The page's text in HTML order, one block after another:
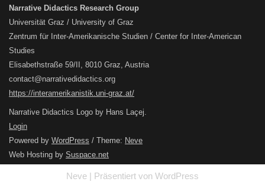
Narrative Didactics Research Group
Universität Graz / University of Graz
Zentrum für Inter-Amerikanische Studien / Center for Inter-American
Studies
Elisabethstraße 59/II, 8010 Graz, Austria
contact@narrativedidactics.org
https://interamerikanistik.uni-graz.at/
Narrative Didactics Logo by Hans Laçej.
Login
Powered by WordPress / Theme: Neve
Web Hosting by Suspace.net
Neve | Präsentiert von WordPress